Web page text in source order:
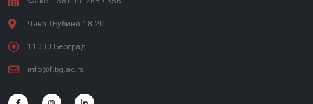
Чика Љубина 18-20
11000 Београд
info@f.bg.ac.rs